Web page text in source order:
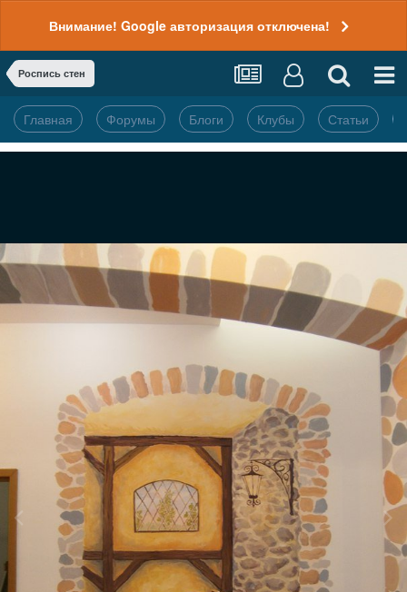
Внимание! Google авторизация отключена!
Роспись стен
Главная Форумы Блоги Клубы Статьи